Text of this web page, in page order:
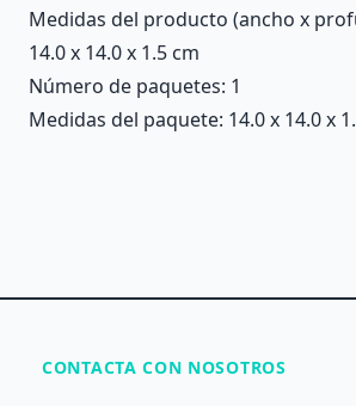
Medidas del producto (ancho x
14.0 x 14.0 x 1.5 cm
Número de paquetes: 1
Medidas del paquete: 14.0 x 14.0 x
CONTACTA CON NOSOTROS